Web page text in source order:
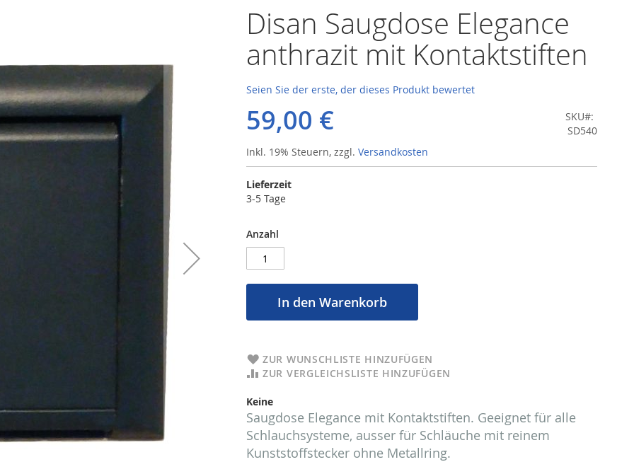
Disan Saugdose Elegance
anthrazit mit Kontaktstiften
Seien Sie der erste, der dieses Produkt bewertet
59,00 €
Inkl. 19% Steuern, zzgl. Versandkosten
SKU
SD540
Lieferzeit
3-5 Tage
Anzahl
In den Warenkorb
ZUR WUNSCHLISTE HINZUFÜGEN
ZUR VERGLEICHSLISTE HINZUFÜGEN
Keine
Saugdose Elegance mit Kontaktstiften. Geeignet für alle
Schlauchsysteme, ausser für Schläuche mit reinem
Kunststoffstecker ohne Metallring.